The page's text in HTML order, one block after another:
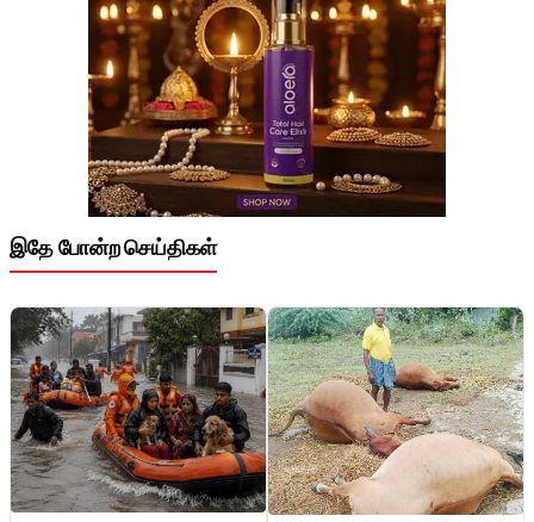
இதே போன்ற செய்திகள்